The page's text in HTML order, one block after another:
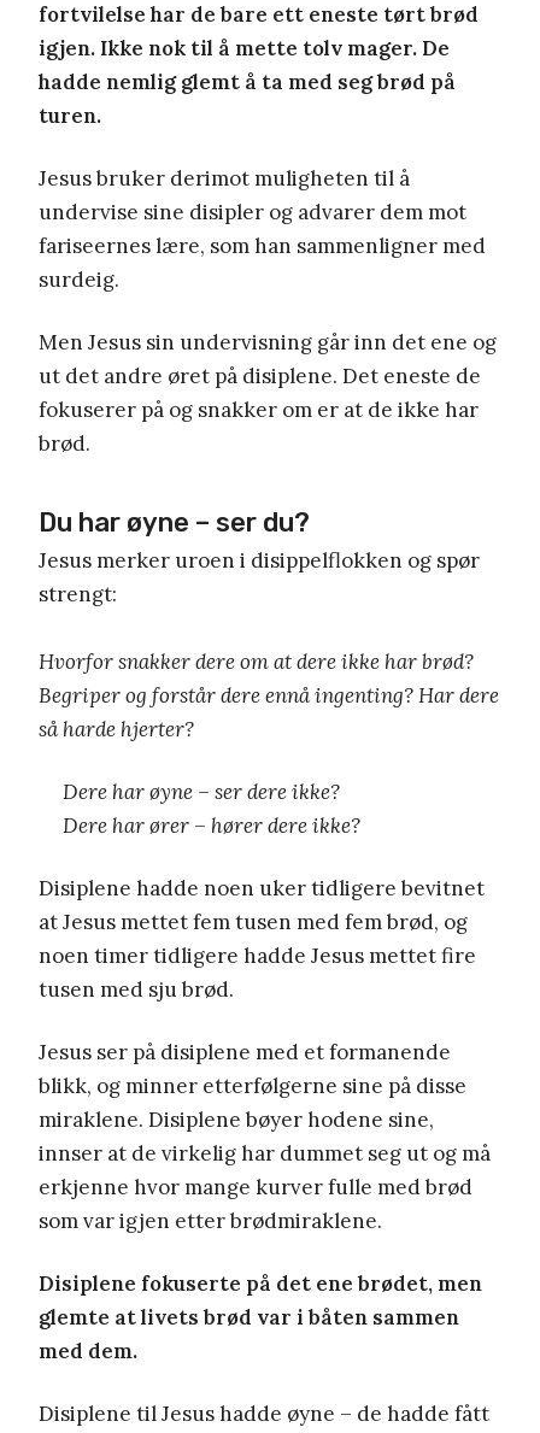
fortvilelse har de bare ett eneste tørt brød
igjen. Ikke nok til å mette tolv mager. De
hadde nemlig glemt å ta med seg brød på
turen.
Jesus bruker derimot muligheten til å
undervise sine disipler og advarer dem mot
fariseernes lære, som han sammenligner med
surdeig.
Men Jesus sin undervisning går inn det ene og
ut det andre øret på disiplene. Det eneste de
fokuserer på og snakker om er at de ikke har
brød.
Du har øyne – ser du?
Jesus merker uroen i disippelflokken og spør
strengt:
Hvorfor snakker dere om at dere ikke har brød?
Begriper og forstår dere ennå ingenting? Har dere
så harde hjerter?
Dere har øyne – ser dere ikke?
Dere har ører – hører dere ikke?
Disiplene hadde noen uker tidligere bevitnet
at Jesus mettet fem tusen med fem brød, og
noen timer tidligere hadde Jesus mettet fire
tusen med sju brød.
Jesus ser på disiplene med et formanende
blikk, og minner etterfølgerne sine på disse
miraklene. Disiplene bøyer hodene sine,
innser at de virkelig har dummet seg ut og må
erkjenne hvor mange kurver fulle med brød
som var igjen etter brødmiraklene.
Disiplene fokuserte på det ene brødet, men
glemte at livets brød var i båten sammen
med dem.
Disiplene til Jesus hadde øyne – de hadde fått